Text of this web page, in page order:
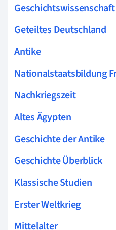
Geteiltes Deutschland
Antike
Nationalstaatsbildung
Nachkriegszeit
Altes Ägypten
Geschichte der Antike
Geschichte Überblick
Klassische Studien
Erster Weltkrieg
Mittelalter